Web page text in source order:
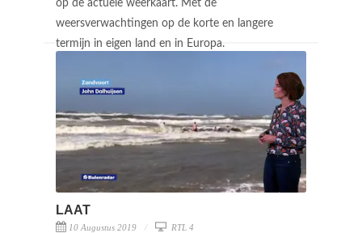
op de actuele weerkaart. Met de
weersverwachtingen op de korte en langere
termijn in eigen land en in Europa.
LAAT
10 Augustus 2019 RTL 4